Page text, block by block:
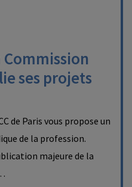
Commission
ses projets
de Paris vous propose un
de la profession.
majeure de la